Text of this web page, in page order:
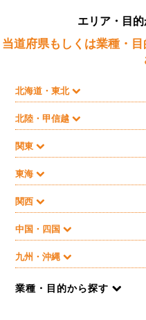
エリア・目
当道府県もしくは業種・
北海道・東北
北陸・甲信越
関東
東海
関西
中国・四国
九州・沖縄
業種・目的から探す